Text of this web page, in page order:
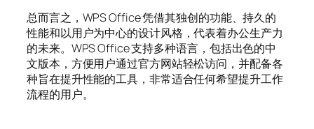
总而言之，WPS Office 凭借其独创的功能、持久的
性能和以用户为中心的设计风格，代表着办公生产力
的未来。WPS Office 支持多种语言，包括出色的中
文版本，方便用户通过官方网站轻松访问，并配备各
种旨在提升性能的工具，非常适合任何希望提升工作
流程的用户。